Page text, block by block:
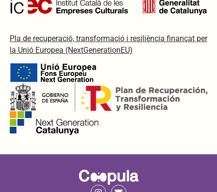
Pla de recuperació, transformació i resiliència finançat per
la Unió Europea (NextGenerationEU)